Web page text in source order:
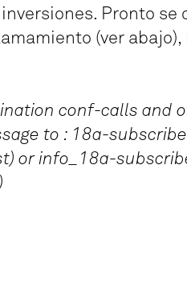
Pronto se
(ver
conf-calls and
to : 18a-
or info_18a-